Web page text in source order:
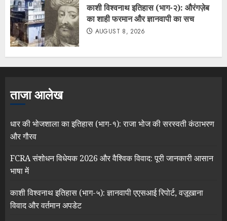
काशी विश्वनाथ इतिहास (भाग-२): औरंगज़ेब
का शाही फरमान और ज्ञानवापी का सच
AUGUST 8, 2026
ताजा आलेख
धार की भोजशाला का इतिहास (भाग-१): राजा भोज की सरस्वती कंठाभरण
और गौरव
FCRA संशोधन विधेयक 2026 और वैश्विक विवाद: पूरी जानकारी आसान
भाषा में
काशी विश्वनाथ इतिहास (भाग-५): ज्ञानवापी एएसआई रिपोर्ट, वज़ूखाना
विवाद और वर्तमान अपडेट